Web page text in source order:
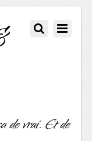
de vrai. Et de